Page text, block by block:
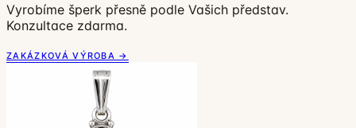
Vyrobíme šperk přesně podle Vašich představ.
Konzultace zdarma.
ZAKÁZKOVÁ VÝROBA →